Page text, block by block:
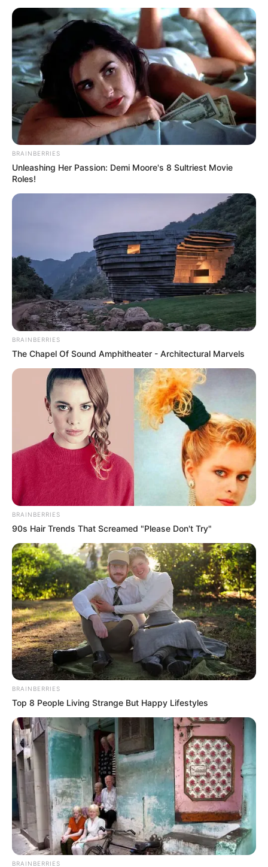
BRAINBERRIES
Unleashing Her Passion: Demi Moore's 8 Sultriest Movie
Roles!
BRAINBERRIES
The Chapel Of Sound Amphitheater - Architectural Marvels
BRAINBERRIES
90s Hair Trends That Screamed "Please Don't Try"
BRAINBERRIES
Top 8 People Living Strange But Happy Lifestyles
BRAINBERRIES